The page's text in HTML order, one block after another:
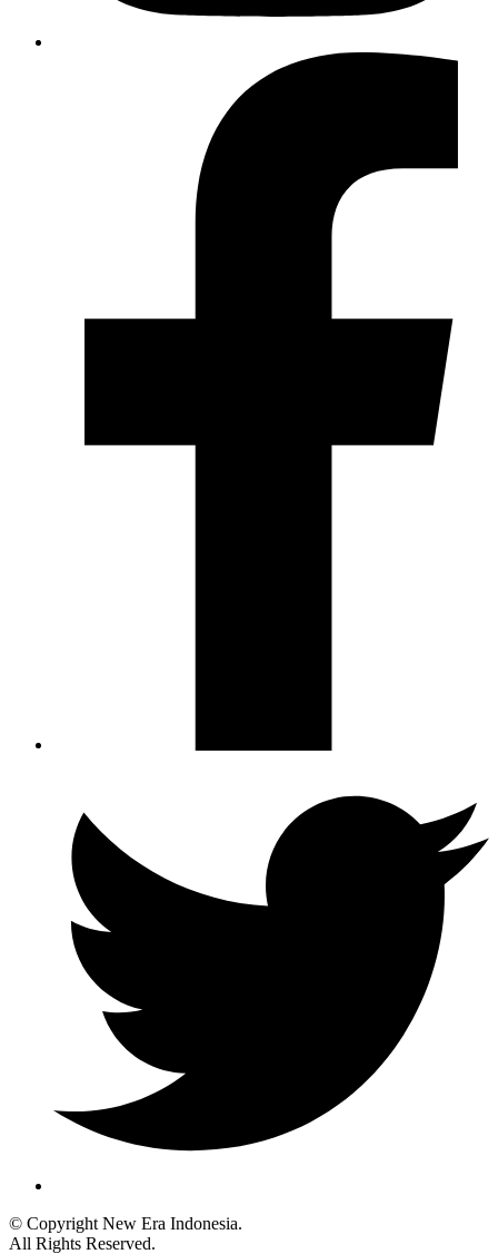
© Copyright New Era Indonesia.
All Rights Reserved.